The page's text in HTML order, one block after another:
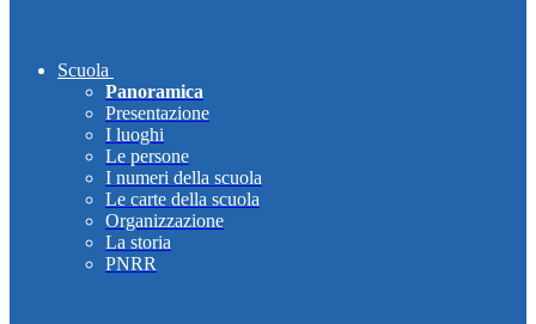
Scuola
Panoramica
Presentazione
I luoghi
Le persone
I numeri della scuola
Le carte della scuola
Organizzazione
La storia
PNRR